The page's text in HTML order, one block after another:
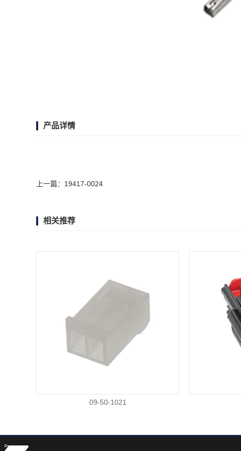
产品详情
上一篇： 19417-0024
相关推荐
09-50-1021